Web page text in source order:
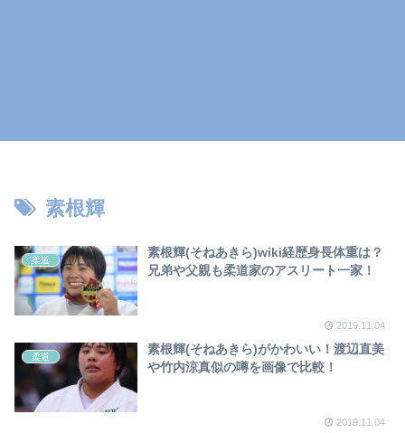
素根輝
柔道
素根輝(そねあきら)wiki経歴身長体重は？
兄弟や父親も柔道家のアスリート一家！
2019.11.04
柔道
素根輝(そねあきら)がかわいい！渡辺直美
や竹内涼真似の噂を画像で比較！
2019.11.04